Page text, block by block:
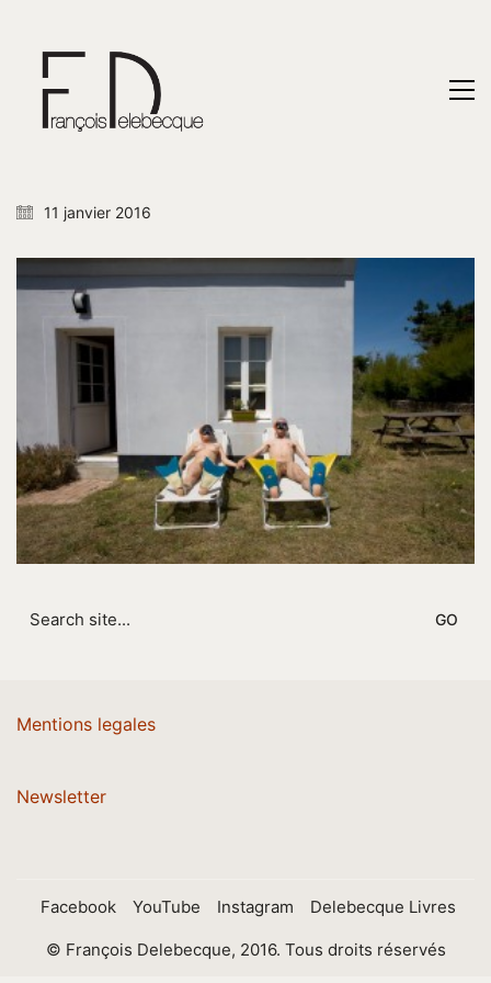
11 janvier 2016
for:
Mentions legales
Newsletter
Facebook YouTube Instagram Delebecque Livres
© François Delebecque, 2016. Tous droits réservés